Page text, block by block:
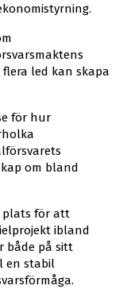
flera led kan skapa
för hur
om bland
plats för att
ibland
både på sitt
en stabil